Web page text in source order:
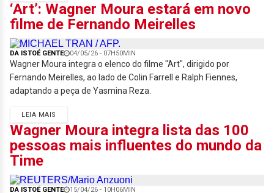
‘Art’: Wagner Moura estará em novo
filme de Fernando Meirelles
DA ISTOÉ GENTE 04/05/26 - 07H50MIN
Wagner Moura integra o elenco do filme "Art", dirigido por
Fernando Meirelles, ao lado de Colin Farrell e Ralph Fiennes,
adaptando a peça de Yasmina Reza.
LEIA MAIS
Wagner Moura integra lista das 100
pessoas mais influentes do mundo da
Time
DA ISTOÉ GENTE 15/04/26 - 10H06MIN